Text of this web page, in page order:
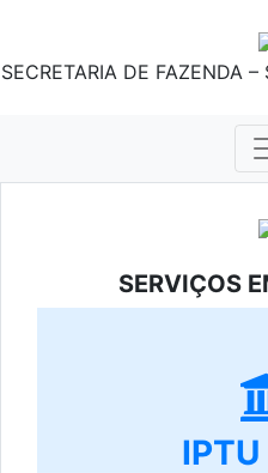
SECRETARIA DE FAZENDA
SERVIÇOS